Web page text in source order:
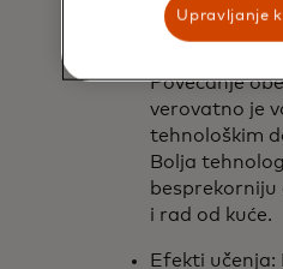
kupovine na
Povećanje
verovatno je
tehnološkim
Bolja
besprekorniju
i rad od kuće.
Efekti učenja:
Upravljanje